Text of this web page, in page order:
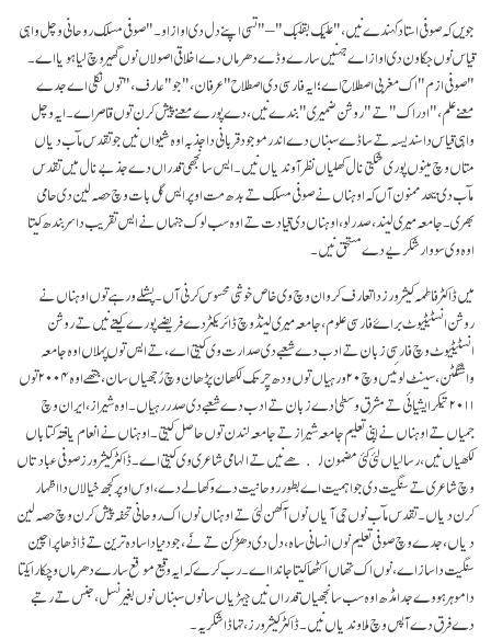
جویں کہ صوفی استاد کہندے نیں، "علیک بقلبک" – "تسی اپنے دل دی اواز او۔" صوفی مسلک روحانی وچل واہی
قیاس نوں جگاون دی اواز اے جہنیں سارے وڈے دھرماں دے اخلاقی اصولاں نوں گھیر وچ لیا ہویا اے۔
"صوفی ازم" اک مغربی اصطلاح اے؛ ایہ فارسی دی اصطلاح "عرفان،" جو "عارف،" توں نکلی اے جدے
معنےعلم، "ادراک" تے"روشن ضمیری" بندے نیں، دے پورے معنے پیش کرن توں قاصر اے۔ ایہ وچل
واہی قیاس دا سندیسہ تے ساڈے سبناں دے اندر موجود قربانی دا جذبہ اوہ شیواں نیں جو تقدس مآب دیاں
متاں وچ مینوں پوری شکتی نال کھلیاں نظر آوندیاں نیں۔ ایس سانجھی قدراں دے جذبے نال میں تقدس
مآب دی بیحد ممنون آں کہ اوہناں نے صوفی مسلک تے بدھ مت اوپر ایس گل بات وچ حصہ لین دی حامی
بھری۔ جامعہ میری لیند، صدر لو، اوہناں دی قیادت تے اوہ سب لوک جنہاں نے ایس تقریب دا سربندھ کیتا
اوہ وی سو وار شکریے دے مستحق نیں۔
میں ڈاکٹر فاطمہ کیشرورز دا تعارف کروان وچ وی خاص خوشی محسوس کرنی آں۔ پشلے ورہے توں اوہناں نے
روشن انسٹیٹیوٹ براۓ فارسی علوم، جامعہ میری لینڈ وچ ڈائریکٹر دے فریضے پورے کیتے نیں تے روشن
انسٹیٹیوٹ وچ فارسی زبان تے ادب دے شعبے دی صدارت وی کیتی اے، تے ایس توں پہلاں اوہ جامعہ
واشنگٹن، سینٹ لوئیس وچ ۲۰ ورہیاں توں ودھ چِر تک لکھان پڑھان وچ رُجھیاں سان، جتھے اوہ ۲۰۰۴ توں
۲۰۱۱ تیکر ایشیائی تے مشرق وسطیٰ دے زبان تے ادب دے شعبے دی صدر رہیاں۔ اوہ شیراز، ایران وچ
جمیاں تے اوہناں نے اپنی تعلیم جامعہ شیراز تے جامعہ لندن توں حاصل کیتی۔ اوہناں نے انعام یافتہ کتاباں
لکھیاں نیں، رسالیاں لئی کئی مضمون لکھے نیں تے الہامی شاعری وی کیتی اے۔ ڈاکٹر کیشرورز صوفی عبادتاں
وچ شاعری تے سنگیت دی جو اہمیت اے بطور روحانیت دے وکھالے دے، اوس اوپر کجھ خیالاں دا اظہار
کرن دیاں۔ تقدس مآب نوں جی آیاں نوں آکھن لئی تے اوہناں نوں اک روحانی تحفہ پیش کرن وچ حصہ لین
دیاں، جدے وچ صوفی تعلیم نوں انسانی ساہ، دل دی دھڑکن تے نَے، جو دنیا دا سادہ ترین تے ڈاڈھا پراچین
سنگیت دا ساز اے، نوں اک تھاں اکٹھا کیتا جاندا اے۔ رب کرے کہ ایہ وقیع موقع سارے دھرماں وچکار ایکتا
دا موہر ہووے جدا مڈھ اوہ سب سانجھیاں قدراں نیں جیہڑیاں سانوں سبناں نوں بغیر نسل، جنس تے رتبے
دے فرق دے آپس وچ ملاوندیاں نیں۔ ڈاکٹر کیشرورز، تہاڈا شکریہ۔